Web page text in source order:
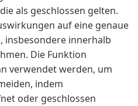
als geschlossen gelten.
auf eine genaue
insbesondere innerhalb
Die Funktion
verwendet werden, um
indem
oder geschlossen